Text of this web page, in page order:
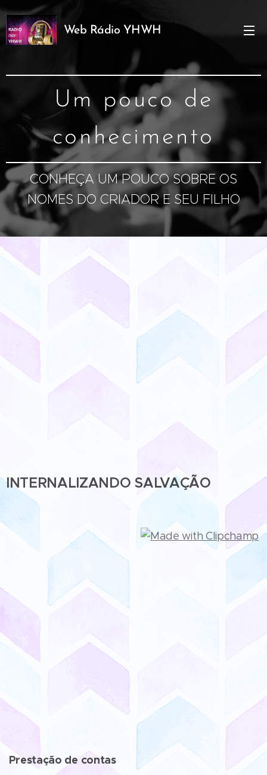
Web Rádio YHWH
Um pouco de
conhecimento
CONHEÇA UM POUCO SOBRE OS
NOMES DO CRIADOR E SEU FILHO
INTERNALIZANDO SALVAÇÃO
Prestação de contas